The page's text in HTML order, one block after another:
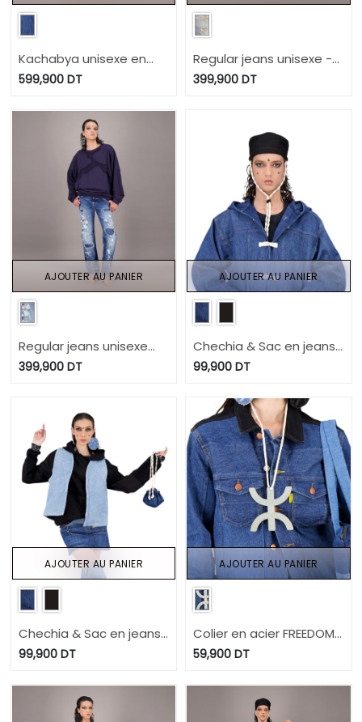
Kachabya unisexe en
jeans UPCYCLING
FASHION WEEK 2024
599,900DT
Regular jeans unisexe -
TUNIS FASHION WEEK
399,900 DT
Regular jeans unisexe
Heavy Used Effect -
399,900DT
AJOUTER AU PANIER
Chechia & Sac en jeans
Modular - TUNIS FASHION
99,900 DT
AJOUTER AU PANIER
Chechia & Sac en jeans
Modular - TUNIS FASHION
99,900DT
AJOUTER AU PANIER
Colier en acier FREEDOM
UPCYCLING METHODS -
2024
59,900 DT
AJOUTER AU PANIER